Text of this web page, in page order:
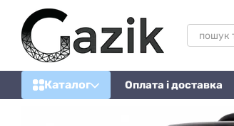
Перейти до основного контенту
Каталог Оплата і доставка